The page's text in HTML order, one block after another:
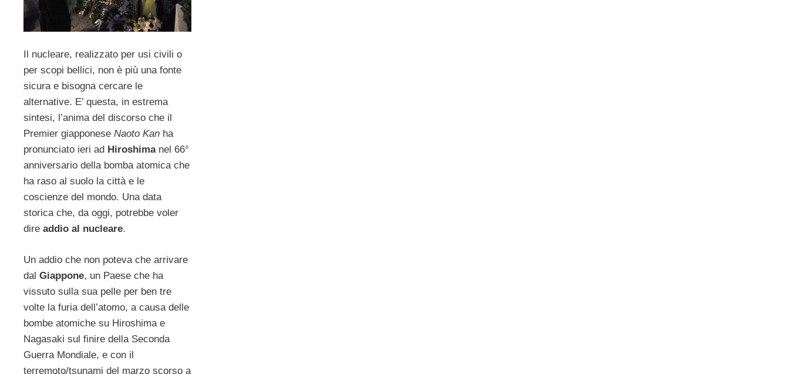
Il nucleare, realizzato per usi civili o
per scopi bellici, non è più una fonte
sicura e bisogna cercare le
alternative. E’ questa, in estrema
sintesi, l’anima del discorso che il
Premier giapponese Naoto Kan ha
pronunciato ieri ad Hiroshimanel 66°
anniversario della bomba atomica che
ha raso al suolo la città e le
coscienze del mondo. Una data
storica che, da oggi, potrebbe voler
dire addio al nucleare.
Un addio che non poteva che arrivare
dal Giappone, un Paese che ha
vissuto sulla sua pelle per ben tre
volte la furia dell’atomo, a causa delle
bombe atomiche su Hiroshima e
Nagasaki sul finire della Seconda
Guerra Mondiale, e con il
terremoto/tsunami del marzo scorso a